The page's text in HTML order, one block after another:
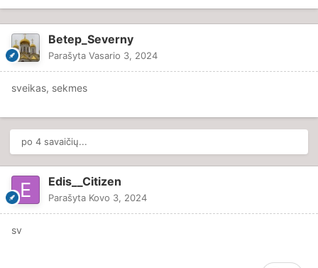
Betep_Severny
Parašyta Vasario 3, 2024
sveikas, sekmes
po 4 savaičių...
Edis__Citizen
Parašyta Kovo 3, 2024
sv